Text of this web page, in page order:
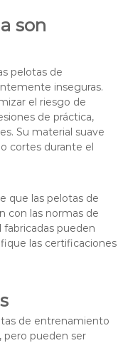
son
pelotas de
inseguras.
el riesgo de
de práctica,
Su material suave
cortes durante el
que las pelotas de
con las normas de
pueden
las certificaciones
de entrenamiento
pero pueden ser